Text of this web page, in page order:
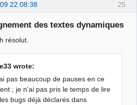
25
22:08:38
des textes dynamiques
résolut.
wrote:
pas beaucoup de pauses en ce
; je n'ai pas pris le temps de lire
bugs déjà déclarés dans